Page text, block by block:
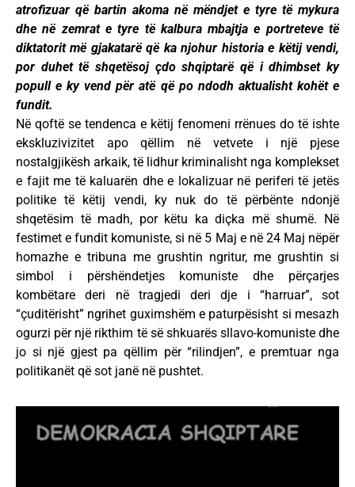
atrofizuar që bartin akoma në mëndjet e tyre të mykura
dhe në zemrat e tyre të kalbura mbajtja e portreteve të
diktatorit më gjakatarë që ka njohur historia e këtij vendi,
por duhet të shqetësoj çdo shqiptarë që i dhimbset ky
popull e ky vend për atë që po ndodh aktualisht kohët e
fundit.
Në qoftë se tendenca e këtij fenomeni rrënues do të ishte
ekskluzivizitet apo qëllim në vetvete i një pjese
nostalgjikësh arkaik, të lidhur kriminalisht nga komplekset
e fajit me të kaluarën dhe e lokalizuar në periferi të jetës
politike të këtij vendi, ky nuk do të përbënte ndonjë
shqetësim të madh, por këtu ka diçka më shumë. Në
festimet e fundit komuniste, si në 5 Maj e në 24 Maj nëpër
homazhe e tribuna me grushtin ngritur, me grushtin si
simbol i përshëndetjes komuniste dhe përçarjes
kombëtare deri në tragjedi deri dje i “harruar”, sot
“çuditërisht” ngrihet guximshëm e paturpësisht si mesazh
ogurzi për një rikthim të së shkuarës sllavo-komuniste dhe
jo si një gjest pa qëllim për “rilindjen”, e premtuar nga
politikanët që sot janë në pushtet.